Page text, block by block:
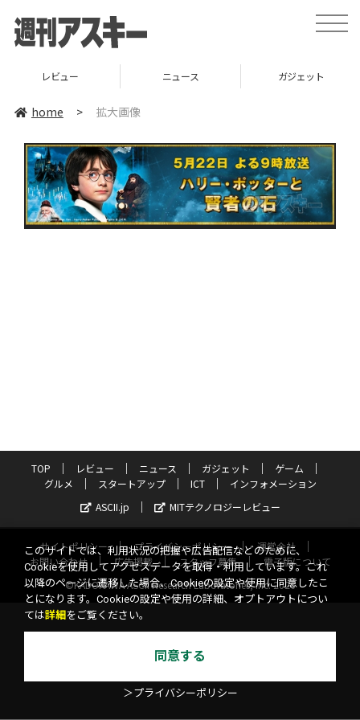
toggle
レビュー ニュース ガジェット
home > 拡大画像
TOP レビュー ニュース ガジェット
ゲーム
グルメ
スタートアップ ICT
インフォメーション
ASCII.jp
MITテクノロジーレビュー
サイトポリシー プライバシーポリシー
運営会社
お問い合わせ
広告掲載 スタッフ募集
電子版について
©KADOKAWA ASCII Research Laboratories, Inc. 2026
このサイトでは、利用状況の把握や広告配信などのために、
Cookieを使用してアクセスデータを取得・利用しています。これ
以降のページに遷移した場合、Cookieの設定や使用に同意したこ
とになります。Cookieの設定や使用の詳細、オプトアウトについ
ては詳細 をご覧ください。
同意する
＞プライバシーポリシー